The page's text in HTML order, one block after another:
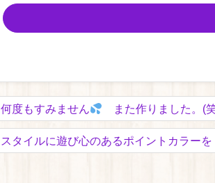
何度もすみません また作りました。(
スタイルに遊び心のあるポイントカラーを